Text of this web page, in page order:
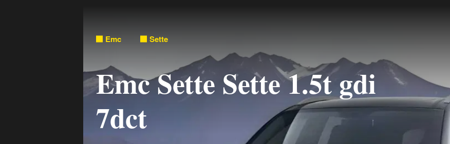
Emc Sette
Emc Sette Sette 1.5t gdi
7dct